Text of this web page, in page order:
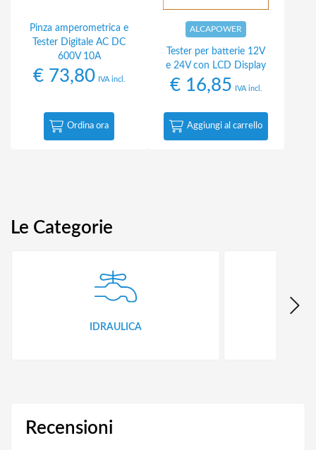
Pinza amperometrica e
Tester Digitale AC DC
600V 10A
€73,80 IVA incl.
Ordina ora
ALCAPOWER
Tester per batterie 12V
e 24V con LCD Display
€16,85 IVA incl.
Aggiungi al carrello
Le Categorie
IDRAULICA
Recensioni